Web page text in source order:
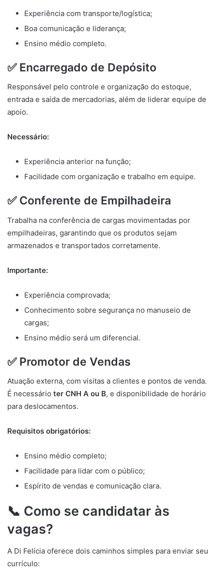
Experiência com transporte/logística;
Boa comunicação e liderança;
Ensino médio completo.
✅ Encarregado de Depósito
Responsável pelo controle e organização do estoque,
entrada e saída de mercadorias, além de liderar equipe de
apoio.
Necessário:
Experiência anterior na função;
Facilidade com organização e trabalho em equipe.
✅ Conferente de Empilhadeira
Trabalha na conferência de cargas movimentadas por
empilhadeiras, garantindo que os produtos sejam
armazenados e transportados corretamente.
Importante:
Experiência comprovada;
Conhecimento sobre segurança no manuseio de
cargas;
Ensino médio será um diferencial.
✅ Promotor de Vendas
Atuação externa, com visitas a clientes e pontos de venda.
É necessário ter CNH A ou B, e disponibilidade de horário
para deslocamentos.
Requisitos obrigatórios:
Ensino médio completo;
Facilidade para lidar com o público;
Espírito de vendas e comunicação clara.
📞 Como se candidatar às
vagas?
A Di Felícia oferece dois caminhos simples para enviar seu
currículo: